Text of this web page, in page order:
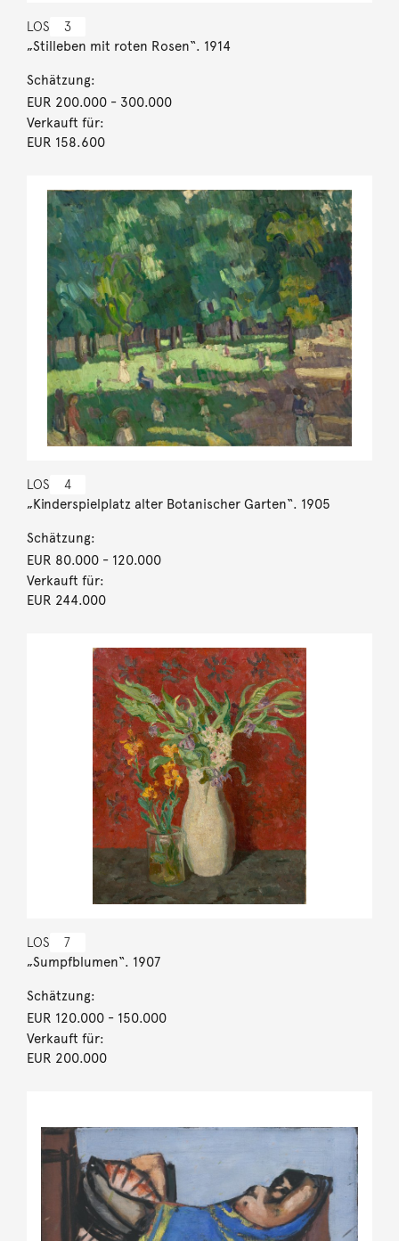
LOS 3
„Stilleben mit roten Rosen“. 1914
Schätzung:
EUR 200.000- 300.000
Verkauft für:
EUR 158.600
LOS 4
„Kinderspielplatz alter Botanischer Garten“. 1905
Schätzung:
EUR 80.000- 120.000
Verkauft für:
EUR 244.000
LOS 7
„Sumpfblumen“. 1907
Schätzung:
EUR 120.000- 150.000
Verkauft für:
EUR 200.000